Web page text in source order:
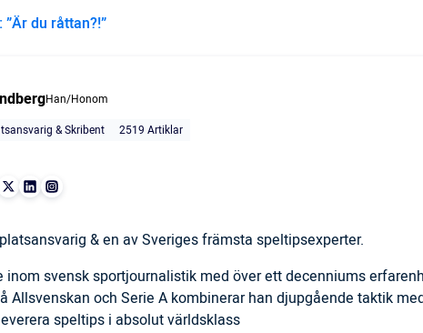
du råttan?!”
Han/Honom
& Skribent
2519 Artiklar
& en av Sveriges främsta speltipsexperter.
inom svensk sportjournalistik med över ett decenniums
Allsvenskan och Serie A kombinerar han djupgående taktik
speltips i absolut världsklass